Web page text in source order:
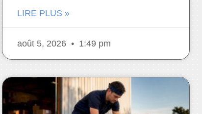
LIRE PLUS »
août 5, 2026 1:49 pm